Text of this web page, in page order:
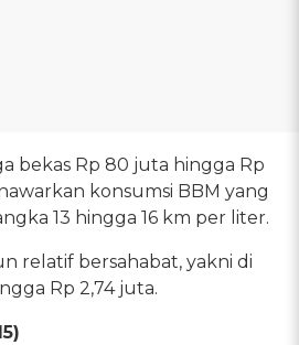
bekas Rp 80 juta hingga Rp
konsumsi BBM yang
13 hingga 16 km per liter.
relatif bersahabat, yakni di
Rp 2,74 juta.